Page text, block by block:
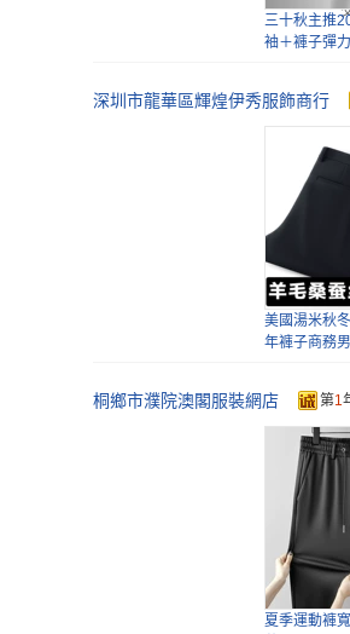
三十秋主推
袖＋褲子彈
三十秋春秋
純色拉鏈中
男士
三十秋萊賽
褲直筒寬松
深圳市龍華區輝煌伊秀服飾商行
美國湯米秋
年褲子商務
花公子加絨
褲商務休閑
百搭
桐鄉市濮院澳閣服裝網店 第1
夏季運動褲